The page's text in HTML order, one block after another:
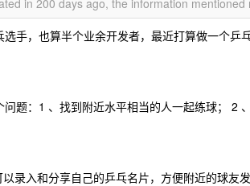
in 200 days ago, the information
选手，也算半个业余开发者，最近打算做一个乒
问题：1 、找到附近水平相当的人一起练球； 2
录入和分享自己的乒乓名片，方便附近的球友